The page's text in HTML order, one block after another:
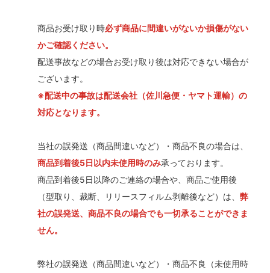
商品お受け取り時必ず商品に間違いがないか損傷がない
かご確認ください。
配送事故などの場合お受け取り後は対応できない場合が
ございます。
※配送中の事故は配送会社（佐川急便・ヤマト運輸）の
対応となります。
当社の誤発送（商品間違いなど）・商品不良の場合は、
商品到着後5日以内未使用時のみ承っております。
商品到着後5日以降のご連絡の場合や、商品ご使用後
（型取り、裁断、リリースフィルム剥離後など）は、 弊
社の誤発送、商品不良の場合でも一切承ることができま
せん。
弊社の誤発送（商品間違いなど）・商品不良（未使用時